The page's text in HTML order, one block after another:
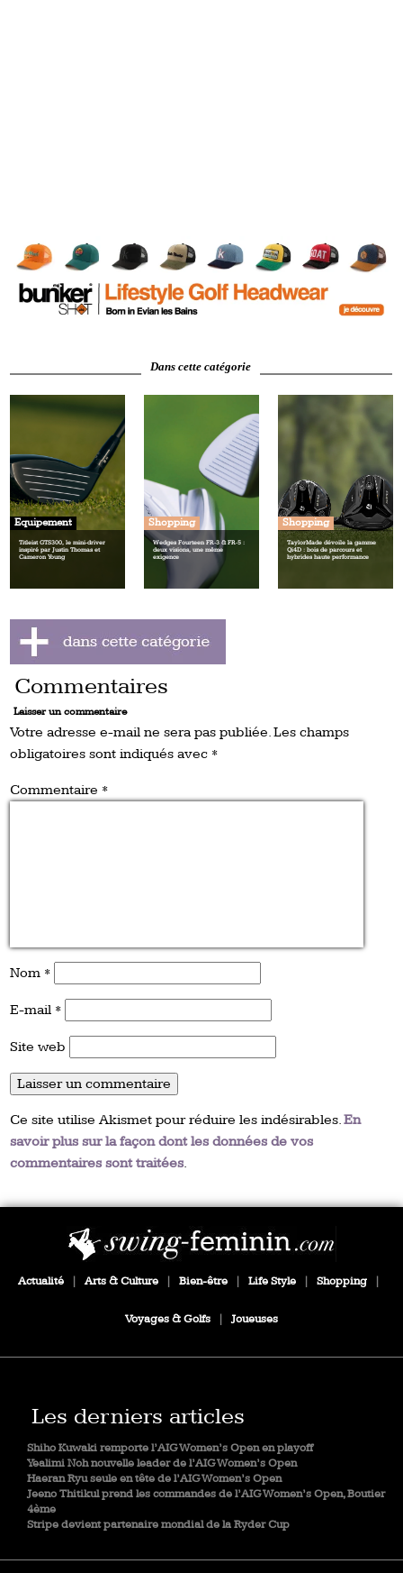
Dans cette catégorie
Equipement
Titleist GTS300, le mini‑driver
inspiré par Justin Thomas et
Cameron Young
Shopping
Wedges Fourteen FR‑3 & FR‑5 :
deux visions, une même
exigence
Shopping
TaylorMade dévoile la gamme
Qi4D : bois de parcours et
hybrides haute performance
Commentaires
Laisser un commentaire
Votre adresse e-mail ne sera pas publiée.Les champs
obligatoires sont indiqués avec *
Commentaire *
Nom *
E-mail *
Site web
Ce site utilise Akismet pour réduire les indésirables.En
savoir plus sur la façon dont les données de vos
commentaires sont traitées.
Actualité | Arts & Culture | Bien-être | Life Style | Shopping |
Voyages & Golfs | Joueuses
Les derniers articles
Shiho Kuwaki remporte l’AIG Women’s Open en playoff
Yealimi Noh nouvelle leader de l’AIG Women’s Open
Haeran Ryu seule en tête de l’AIG Women’s Open
Jeeno Thitikul prend les commandes de l’AIG Women’s Open, Boutier
4ème
Stripe devient partenaire mondial de la Ryder Cup